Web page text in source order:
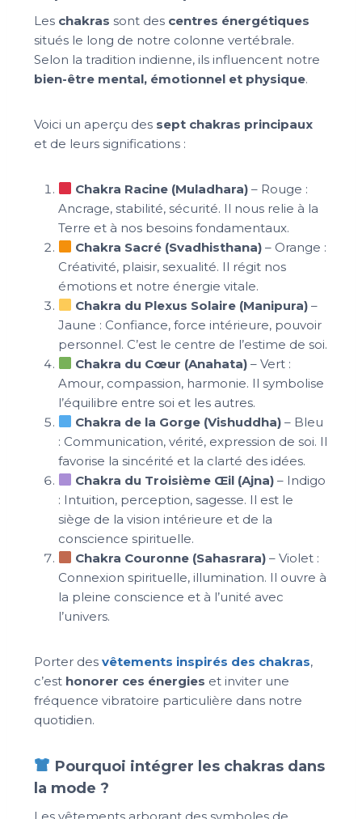
Les chakras sont des centres énergétiques
situés le long de notre colonne vertébrale.
Selon la tradition indienne, ils influencent notre
bien-être mental, émotionnel et physique.
Voici un aperçu des sept chakras principaux
et de leurs significations :
Chakra Racine (Muladhara) – Rouge :
Ancrage, stabilité, sécurité. Il nous relie à la
Terre et à nos besoins fondamentaux.
Chakra Sacré (Svadhisthana) – Orange :
Créativité, plaisir, sexualité. Il régit nos
émotions et notre énergie vitale.
Chakra du Plexus Solaire (Manipura) –
Jaune : Confiance, force intérieure, pouvoir
personnel. C’est le centre de l’estime de soi.
Chakra du Cœur (Anahata) – Vert :
Amour, compassion, harmonie. Il symbolise
l’équilibre entre soi et les autres.
Chakra de la Gorge (Vishuddha) – Bleu
: Communication, vérité, expression de soi. Il
favorise la sincérité et la clarté des idées.
Chakra du Troisième Œil (Ajna) – Indigo
: Intuition, perception, sagesse. Il est le
siège de la vision intérieure et de la
conscience spirituelle.
Chakra Couronne (Sahasrara) – Violet :
Connexion spirituelle, illumination. Il ouvre à
la pleine conscience et à l’unité avec
l’univers.
Porter des vêtements inspirés des chakras,
c’est honorer ces énergies et inviter une
fréquence vibratoire particulière dans notre
quotidien.
Pourquoi intégrer les chakras dans
la mode ?
Les vêtements arborant des symboles de